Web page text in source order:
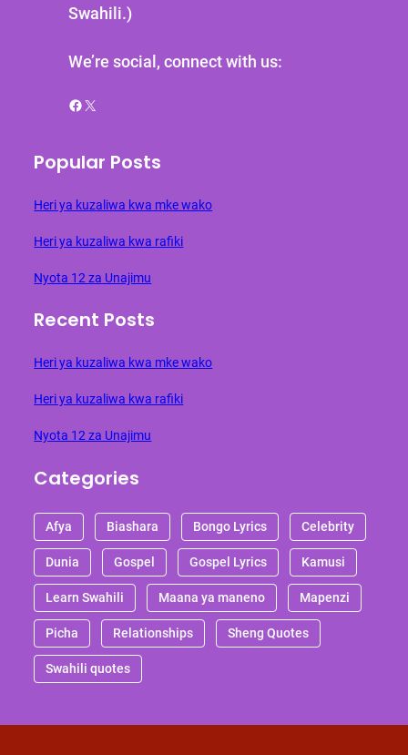
Swahili.)
We’re social, connect with us:
Facebook X
Popular Posts
Heri ya kuzaliwa kwa mke wako
Heri ya kuzaliwa kwa rafiki
Nyota 12 za Unajimu
Recent Posts
Heri ya kuzaliwa kwa mke wako
Heri ya kuzaliwa kwa rafiki
Nyota 12 za Unajimu
Categories
Afya Biashara Bongo Lyrics Celebrity
Dunia Gospel Gospel Lyrics Kamusi
Learn Swahili Maana ya maneno Mapenzi
Picha Relationships Sheng Quotes
Swahili quotes